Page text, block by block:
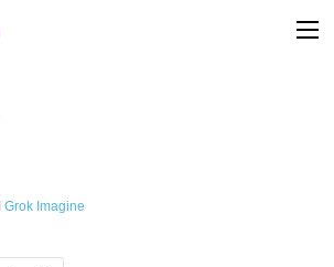
t
o
Grok Imagine